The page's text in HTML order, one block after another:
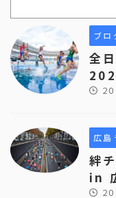
ブロ
全
広島
絆
in